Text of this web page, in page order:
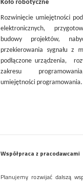
Koło robotyczne
Rozwinięcie umiejętności
elektronicznych,
budowy projektów,
przekierowania sygnału z
podłączone urządzenia,
zakresu
umiejętności programowania.
Współpraca z pracodawcami
Planujemy rozwijać dalszą